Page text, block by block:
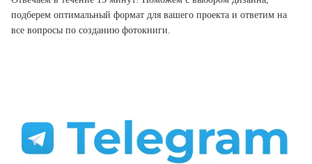
подберем оптимальный формат для вашего проекта и ответим на
все вопросы по созданию фотокниги.